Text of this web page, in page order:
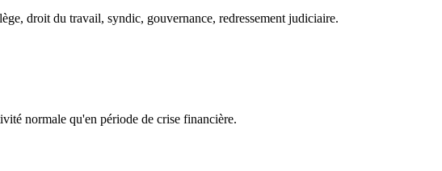
droit du travail, syndic, gouvernance, redressement judiciaire.
normale qu'en période de crise financière.